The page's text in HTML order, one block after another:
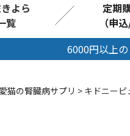
よら
覧
末商品一覧
定期
（申
6000円以上
猫の腎臓病サプリ キドニーピ